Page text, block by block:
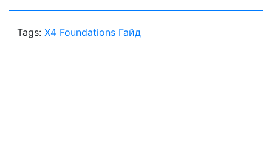
Tags: X4 Foundations Гайд